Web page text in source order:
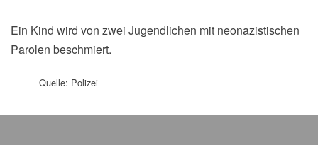
Ein Kind wird von zwei Jugendlichen mit neonazistischen
Parolen beschmiert.
Quelle: Polizei